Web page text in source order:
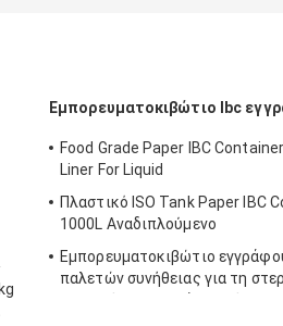
Εμπορευματοκιβώτιο Ibc
Food Grade Paper IBC
Liner For Liquid
Πλαστικό ISO Tank Paper IBC
1000L Αναδιπλούμενο
Εμπορευματοκιβώτιο
παλετών συνήθειας για τη